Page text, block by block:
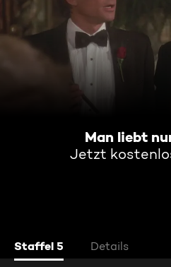
Man liebt
Jetzt
Staffel 5 Details